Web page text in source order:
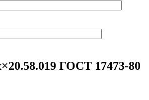
ГОСТ 17473-80